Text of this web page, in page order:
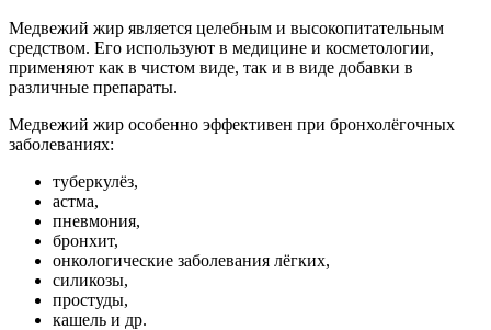
Медвежий жир является целебным и высокопитательным
средством. Его используют в медицине и косметологии,
применяют как в чистом виде, так и в виде добавки в
различные препараты.
Медвежий жир особенно эффективен при бронхолёгочных
заболеваниях:
туберкулёз,
астма,
пневмония,
бронхит,
онкологические заболевания лёгких,
силикозы,
простуды,
кашель и др.